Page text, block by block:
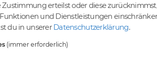
Einfaches System - Deine
Orders werden nach dem First-
Come-First-Serve-Prinzip
Zustimmung erteilst oder diese zurücknimmst,
und Dienstleistungen
du in unsererDatenschutzerklärung.
(immer erforderlich)